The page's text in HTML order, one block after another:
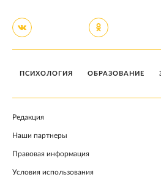
ПСИХОЛОГИЯ ОБРАЗОВАНИЕ
Редакция
Наши партнеры
Правовая информация
Условия использования